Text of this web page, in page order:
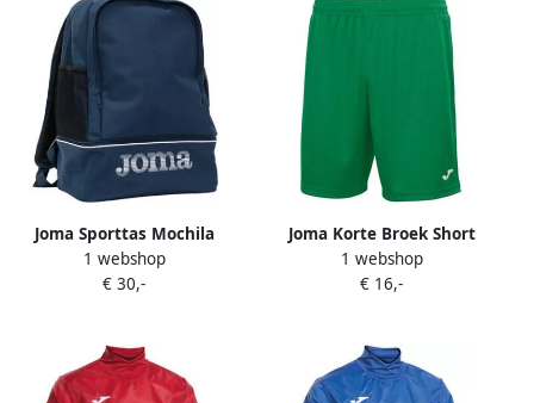
Joma Sporttas Mochila
Training Iii
1 webshop
€ 30,-
Joma Korte Broek Short
Nobel
1 webshop
€ 16,-